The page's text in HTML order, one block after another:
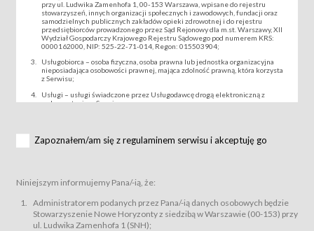
przy ul. Ludwika Zamenhofa 1, 00-153 Warszawa, wpisane do rejestru
stowarzyszeń, innych organizacji społecznych i zawodowych, fundacji oraz
samodzielnych publicznych zakładów opieki zdrowotnej i do rejestru
przedsiębiorców prowadzonego przez Sąd Rejonowy dla m.st. Warszawy, XII
Wydział Gospodarczy Krajowego Rejestru Sądowego pod numerem KRS:
0000162000, NIP: 525-22-71-014, Regon: 015503904;
Usługobiorca – osoba fizyczna, osoba prawna lub jednostka organizacyjna
nieposiadająca osobowości prawnej, mająca zdolność prawną, która korzysta
z Serwisu;
Usługi – usługi świadczone przez Usługodawcę drogą elektroniczną z
wykorzystaniem Serwisu;
za pośrednictwem Serwisu;
podmiotom z branży mediów i filmowej (Akredytacje);
Bilety – wybrane dokumenty potwierdzające zawarcie umowy z
Usługodawcą i uprawniające do wzięcia udziału w Wydarzeniu,
przewidziane przez Usługodawcę dla danego Wydarzenia, tj. uprawniające
do uczestnictwa w wielu albo w pojedynczych seansach filmowych,
Zapoznałem/am się z regulaminem serwisu i akceptuję go
Niniejszym informujemy Pana/-ią, że:
Administratorem podanych przez Pana/-ią danych osobowych będzie
Stowarzyszenie Nowe Horyzonty z siedzibą w Warszawie (00-153) przy
ul. Ludwika Zamenhofa 1 (SNH);